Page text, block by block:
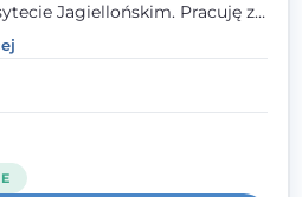
Jagiellońskim. Pracuję z
i dziećmi, opierając
indywidualnych
zbudowanej na zaufaniu.
mnie bezpieczne miejsce, w
się wysłuchany i